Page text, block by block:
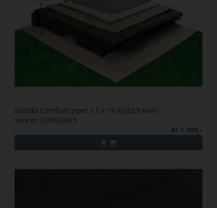
Isabella ComfortCarpet 1,5 x 15 m (22,5 kvm)
Vare nr. I720020015
kr 1.999,-